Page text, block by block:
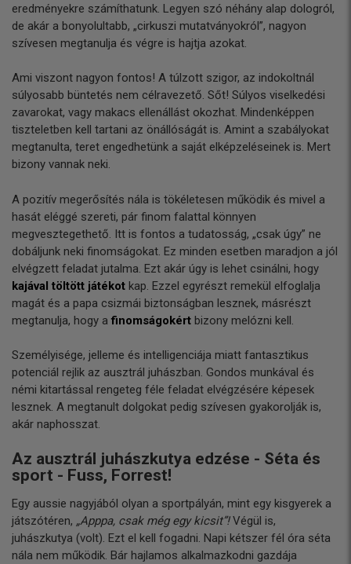
eredményekre számíthatunk. Legyen szó néhány alap dologról,
de akár a bonyolultabb, „cirkuszi mutatványokról”, nagyon
szívesen megtanulja és végre is hajtja azokat.
Ami viszont nagyon fontos! A túlzott szigor, az indokoltnál
súlyosabb büntetés nem célravezető. Sőt! Súlyos viselkedési
zavarokat, vagy makacs ellenállást okozhat. Mindenképpen
tiszteletben kell tartani az önállóságát is. Amint a szabályokat
megtanulta, teret engedhetünk a saját elképzeléseinek is. Mert
bizony vannak neki.
A pozitív megerősítés nála is tökéletesen működik és mivel a
hasát eléggé szereti, pár finom falattal könnyen
megvesztegethető. Itt is fontos a tudatosság, „csak úgy” ne
dobáljunk neki finomságokat. Ez minden esetben maradjon a jól
elvégzett feladat jutalma. Ezt akár úgy is lehet csinálni, hogy
kajával töltött játékot kap. Ezzel egyrészt remekül elfoglalja
magát és a papa csizmái biztonságban lesznek, másrészt
megtanulja, hogy a finomságokért bizony melózni kell.
Személyisége, jelleme és intelligenciája miatt fantasztikus
potenciál rejlik az ausztrál juhászban. Gondos munkával és
némi kitartással rengeteg féle feladat elvégzésére képesek
lesznek. A megtanult dolgokat pedig szívesen gyakorolják is,
akár naphosszat.
Az ausztrál juhászkutya edzése - Séta és
sport - Fuss, Forrest!
Egy aussie nagyjából olyan a sportpályán, mint egy kisgyerek a
játszótéren, „Apppa, csak még egy kicsit”!Végül is,
juhászkutya (volt). Ezt el kell fogadni. Napi kétszer fél óra séta
nála nem működik. Bár hajlamos alkalmazkodni gazdája